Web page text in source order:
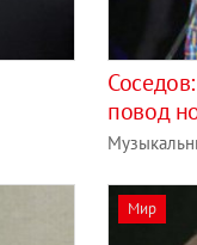
повод
Мир